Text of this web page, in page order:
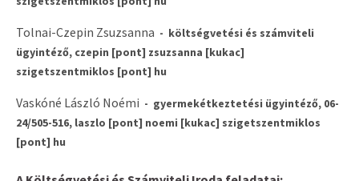
Tolnai-Czepin Zsuzsanna - költségvetési és számviteli
ügyintéző, czepin [pont] zsuzsanna [kukac]
szigetszentmiklos [pont] hu
Vaskóné László Noémi - gyermekétkeztetési ügyintéző, 06-
24/505-516, laszlo [pont] noemi [kukac] szigetszentmiklos
[pont] hu